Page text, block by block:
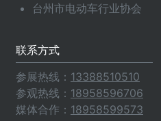
台州市电动车行业协会
联系方式
参展热线： 13388510510
参观热线： 18958596706
媒体合作： 18958599573